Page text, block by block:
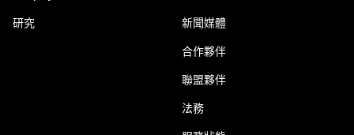
研究 新聞媒體
合作夥伴
聯盟夥伴
法務